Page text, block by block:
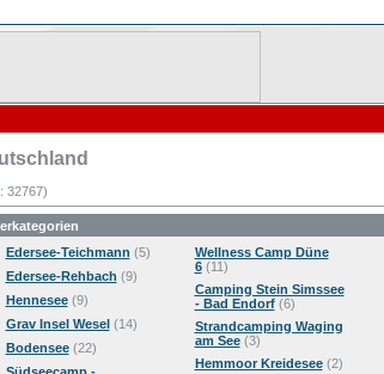
32767)
Edersee-Teichmann (5)
Edersee-Rehbach (9)
Hennesee(9)
Grav Insel Wesel(14)
Bodensee(22)
Wellness Camp Düne
6(11)
Camping Stein Simssee
- Bad Endorf(6)
Strandcamping Waging
am See(3)
Hemmoor Kreidesee(2)